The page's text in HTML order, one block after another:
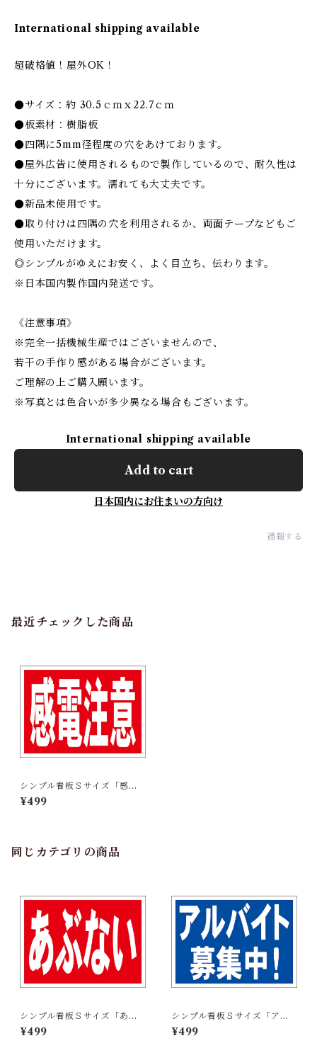
International shipping available
超破格値！屋外OK！
●サイズ：約 30.5ｃｍｘ22.7ｃｍ
●板素材：樹脂板
●四隅に5mm径程度の穴をあけております。
●屋外広告に使用されるもので製作しているので、耐久性は
十分にございます。濡れても大丈夫です。
●新品未使用です。
●取り付けは四隅の穴を利用されるか、両面テープなどもご
使用いただけます。
◎シンプルがゆえにお安く、よく目立ち、伝わります。
※日本国内製作国内発送です。
《注意事項》
※完全一括機械生産ではございませんので、
若干の手作り感がある場合がございます。
ご理解の上ご購入願います。
※写真とは色合いが多少異なる場合もございます。
International shipping available
Add to cart
日本国内にお住まいの方向け
通報する
最近チェックした商品
シンプル看板Ｓサイズ「感電
注意」【工場・現場】屋外可
¥499
同じカテゴリの商品
シンプル看板Ｓサイズ「あぶ
ない」【工場・現場】屋外可
¥499
シンプル看板Ｓサイズ「アル
バイト募集中」【工場・現
場】屋外可
¥499